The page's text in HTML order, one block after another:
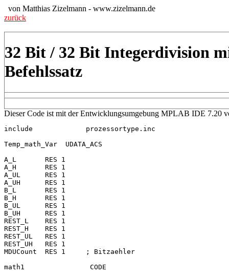
von Matthias Zizelmann - www.zizelmann.de
zurück
32 Bit / 32 Bit Integerdivision
Befehlssatz
Dieser Code ist mit der Entwicklungsumgebung MPLAB IDE 7.20
include             prozessortype.inc
Temp_math_Var  UDATA_ACS
A_L       RES 1
A_H       RES 1
A_UL      RES 1
A_UH      RES 1
B_L       RES 1
B_H       RES 1
B_UL      RES 1
B_UH      RES 1
REST_L    RES 1
REST_H    RES 1
REST_UL   RES 1
REST_UH   RES 1
MDUCount  RES 1     ; Bitzaehler
math1                CODE